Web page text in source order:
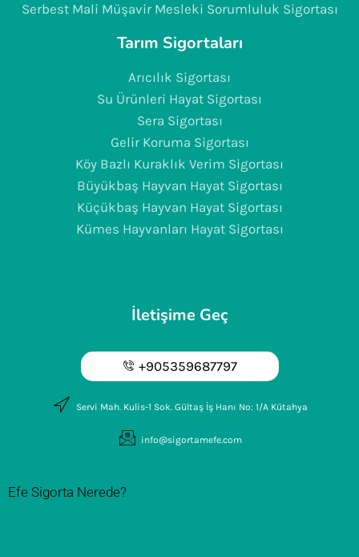
Serbest Mali Müşavir Mesleki Sorumluluk Sigortası
Tarım Sigortaları
Arıcılık Sigortası
Su Ürünleri Hayat Sigortası
Sera Sigortası
Gelir Koruma Sigortası
Köy Bazlı Kuraklık Verim Sigortası
Büyükbaş Hayvan Hayat Sigortası
Küçükbaş Hayvan Hayat Sigortası
Kümes Hayvanları Hayat Sigortası
İletişime Geç
+905359687797
Servi Mah. Kulis-1 Sok. Gültaş İş Hanı No: 1/A Kütahya
info@sigortamefe.com
Efe Sigorta Nerede?